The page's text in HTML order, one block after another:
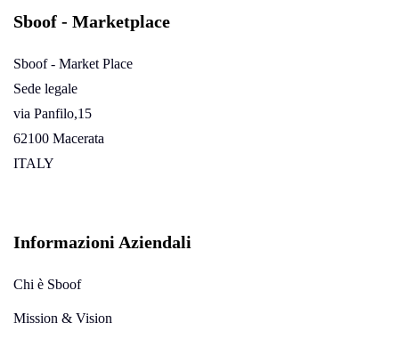
Sboof - Marketplace
Sboof - Market Place
Sede legale
via Panfilo,15
62100 Macerata
ITALY
Informazioni Aziendali
Chi è Sboof
Mission & Vision